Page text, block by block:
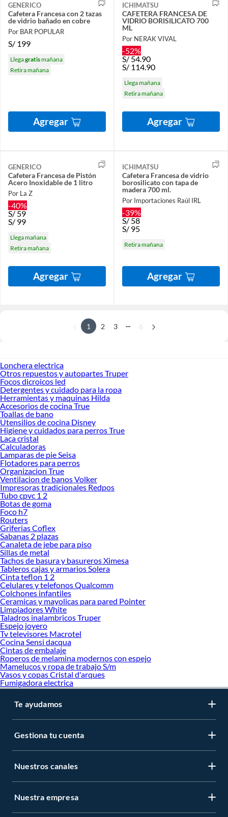
GENERICO
Cafetera Francesa con 2 tazas
de vidrio bañado en cobre
Por BAR POPULAR
S/ 199
Llegagratismañana
Retira mañana
Agregar
ICHIMATSU
CAFETERA FRANCESA DE
VIDRIO BORISILICATO 700
ML
Por NERAK VIVAL
-52%
S/ 54.90
S/ 114.90
Llega mañana
Retira mañana
Agregar
GENERICO
Cafetera Francesa de Pistón
Acero Inoxidable de 1 litro
Por La Z
-40%
S/ 59
S/ 99
Llega mañana
Retira mañana
Agregar
ICHIMATSU
Cafetera Francesa de vidrio
borosilicato con tapa de
madera 700 ml.
Por Importaciones Raúl IRL
-39%
S/ 58
S/ 95
Retira mañana
Agregar
1 2 3 ... 6
Lonchera electrica
Otros repuestos y autopartes Truper
Focos dicroicos led
Detergentes y cuidado para la ropa
Herramientas y maquinas Hilda
Accesorios de cocina True
Toallas de bano
Utensilios de cocina Disney
Higiene y cuidados para perros True
Laca cristal
Calculadoras
Lamparas de pie Seisa
Flotadores para perros
Organizacion True
Ventilacion de banos Volker
Impresoras tradicionales Redpos
Tubo cpvc 1 2
Botas de goma
Foco h7
Routers
Griferias Coflex
Sabanas 2 plazas
Canaleta de jebe para piso
Sillas de metal
Tachos de basura y basureros Ximesa
Tableros cajas y armarios Solera
Cinta teflon 1 2
Celulares y telefonos Qualcomm
Colchones infantiles
Ceramicas y mayolicas para pared Pointer
Limpiadores White
Taladros inalambricos Truper
Espejo joyero
Tv televisores Macrotel
Cocina Sensi dacqua
Cintas de embalaje
Roperos de melamina modernos con espejo
Mamelucos y ropa de trabajo S/m
Vasos y copas Cristal d'arques
Fumigadora electrica
Te ayudamos
Gestiona tu cuenta
Nuestros canales
Nuestra empresa